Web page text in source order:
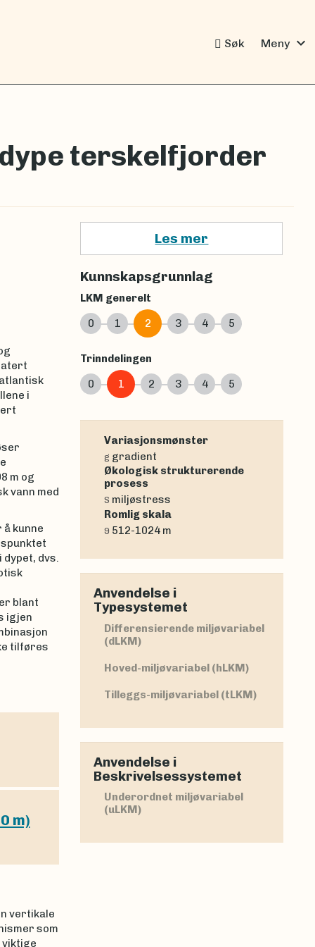
Søk Meny expand_more
terskelfjorder
i
m og
vann med
kunne
dvs.
blant
igjen
tilføres
m)
vertikale
som
viktige
Les mer
Kunnskapsgrunnlag
LKM generelt
0
1 2 3 4 5
Trinndelingen
0
1 2 3 4 5
Variasjonsmønster
g gradient
Økologisk strukturerende
prosess
S miljøstress
Romlig skala
9 512-1024 m
Anvendelse i
Typesystemet
Differensierende miljøvariabel
(dLKM)
Hoved-miljøvariabel (hLKM)
Tilleggs-miljøvariabel (tLKM)
Anvendelse i
Beskrivelsessystemet
Underordnet miljøvariabel
(uLKM)